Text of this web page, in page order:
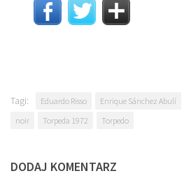
Tagi: Eduardo Risso Enrique Sánchez Abulí
noir
Torpeda 1972 Torpedo
DODAJ KOMENTARZ